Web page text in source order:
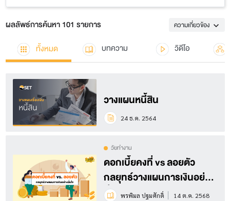
ผลลัพธ์การค้นหา 101 รายการ ความเกี่ยวข้อง
ทั้งหมด บทความ วิดีโอ
วางแผนหนี้สิน
24 ธ.ค. 2564
วัยทำงาน
ดอกเบี้ยคงที่ vs ลอยตัว
กลยุทธ์วางแผนการเงินอย่าง
มั่นใจพรพิมล ปฐมศักดิ์
14 ต.ค. 2568